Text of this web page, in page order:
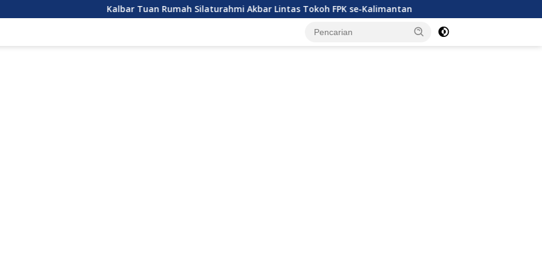
Kalbar Tuan Rumah Silaturahmi Akbar Lintas Tokoh FPK se-Kalimantan Cara Sederhana Mengolah